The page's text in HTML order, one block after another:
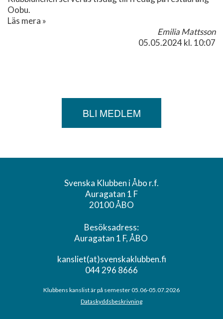
Oobu.
Läs mera »
Emilia Mattsson
05.05.2024kl. 10:07
BLI MEDLEM
Svenska Klubben i Åbo r.f.
Auragatan 1 F
20100 ÅBO
Besöksadress:
Auragatan 1 F, ÅBO
kansliet(at)svenskaklubben.fi
044 296 8666
Klubbens kanslist är på semester 05.06-05.07.2026
Dataskyddsbeskrivning